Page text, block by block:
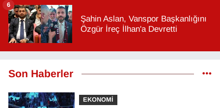
Şahin Aslan, Vanspor Başkanlığını
Özgür İreç İlhan'a Devretti
6
Son Haberler
EKONOMİ